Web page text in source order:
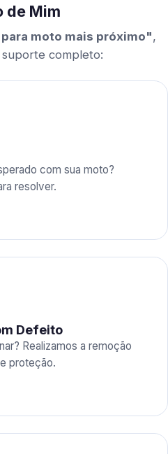
de Mim
moto mais próximo",
completo:
com sua moto?
resolver.
Defeito
Realizamos a remoção
proteção.